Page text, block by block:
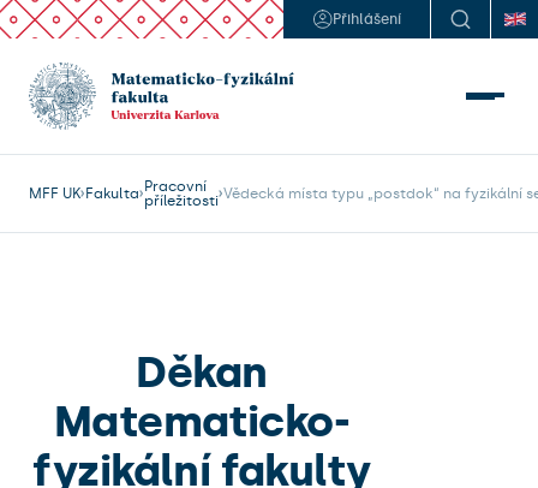
Přihlášení
MFF UK Fakulta Pracovní
příležitosti Vědecká místa typu „postdok“ na fyzikální
Děkan
Matematicko-
fyzikální fakulty